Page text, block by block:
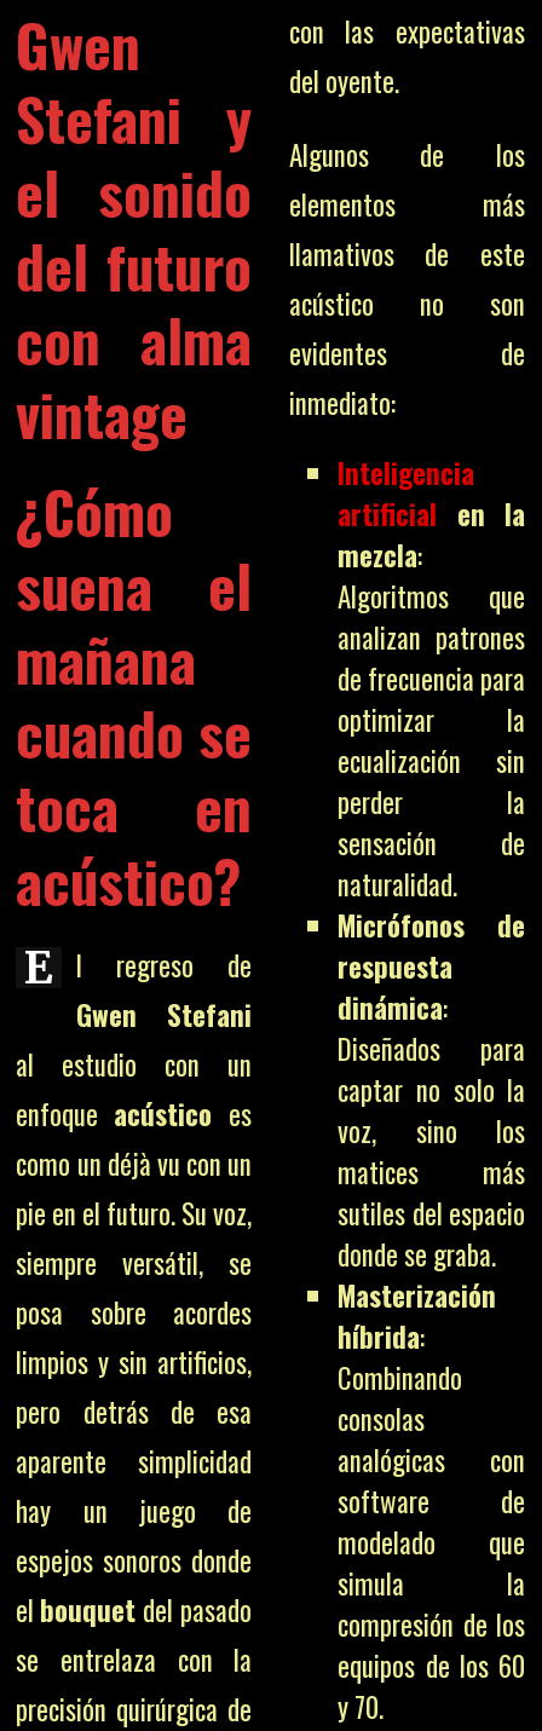
Gwen
Stefani y
el sonido
del futuro
con alma
vintage
¿Cómo
suena el
mañana
cuando se
toca en
acústico?
E l regreso de
Gwen Stefani
al estudio con un
enfoque acústico es
como un déjà vu con un
pie en el futuro. Su voz,
siempre versátil, se
posa sobre acordes
limpios y sin artificios,
pero detrás de esa
aparente simplicidad
hay un juego de
espejos sonoros donde
el bouquet del pasado
se entrelaza con la
precisión quirúrgica de
con las expectativas
del oyente.
Algunos de los
elementos más
llamativos de este
acústico no son
evidentes de
inmediato:
Inteligencia
artificial en la
mezcla:
Algoritmos que
analizan patrones
de frecuencia para
optimizar la
ecualización sin
perder la
sensación de
naturalidad.
Micrófonos de
respuesta
dinámica:
Diseñados para
captar no solo la
voz, sino los
matices más
sutiles del espacio
donde se graba.
Masterización
híbrida:
Combinando
consolas
analógicas con
software de
modelado que
simula la
compresión de los
equipos de los 60
y 70.